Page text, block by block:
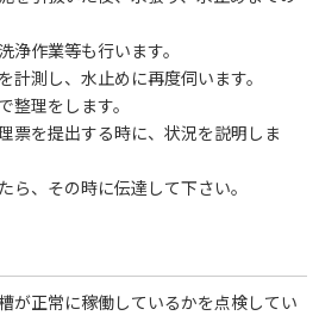
作業等も行います。
測し、水止めに再度伺います。
整理をします。
票を提出する時に、状況を説明しま
ら、その時に伝達して下さい。
が正常に稼働しているかを点検してい